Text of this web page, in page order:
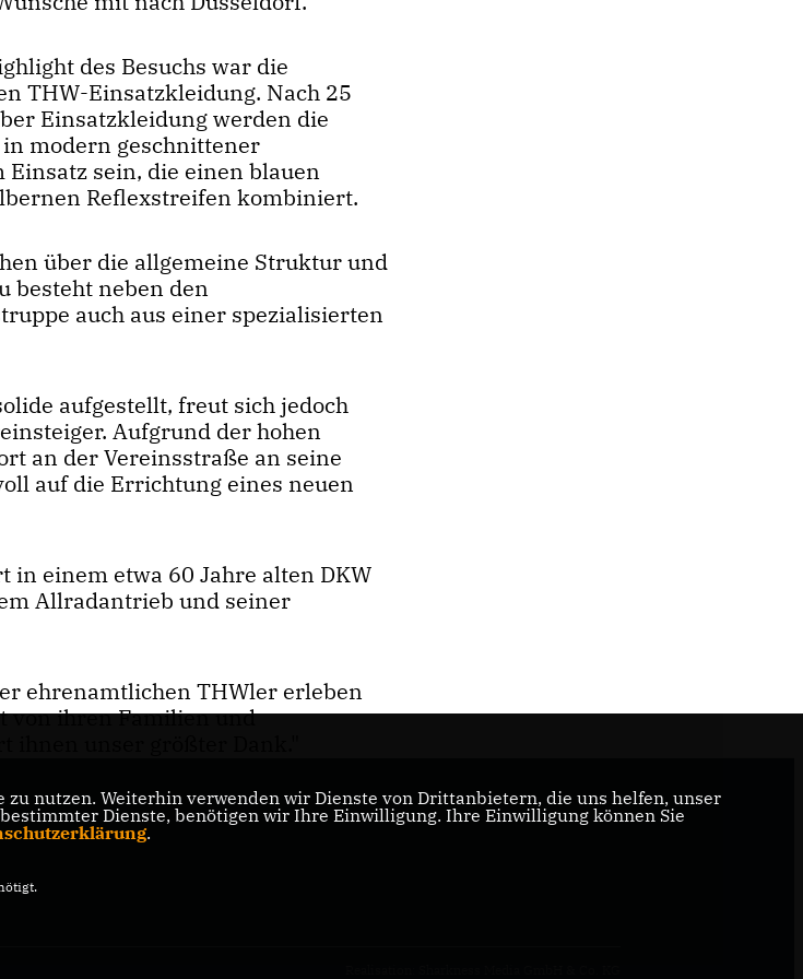
des Besuchs war die
THW-Einsatzkleidung. Nach 25
Einsatzkleidung werden die
modern geschnittener
sein, die einen blauen
Reflexstreifen kombiniert.
über die allgemeine Struktur und
besteht neben den
auch aus einer spezialisierten
aufgestellt, freut sich jedoch
Aufgrund der hohen
an der Vereinsstraße an seine
auf die Errichtung eines neuen
einem etwa 60 Jahre alten DKW
Allradantrieb und seiner
ehrenamtlichen THWler erleben
von ihren Familien und
nutzen. Weiterhin verwenden wir Dienste von Drittanbietern, die uns helfen, unser
Dienste, benötigen wir Ihre Einwilligung. Ihre Einwilligung können Sie
.